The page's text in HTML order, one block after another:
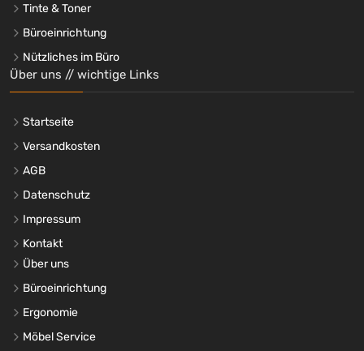
Tinte & Toner
Büroeinrichtung
Nützliches im Büro
Über uns // wichtige Links
Startseite
Versandkosten
AGB
Datenschutz
Impressum
Kontakt
Über uns
Büroeinrichtung
Ergonomie
Möbel Service